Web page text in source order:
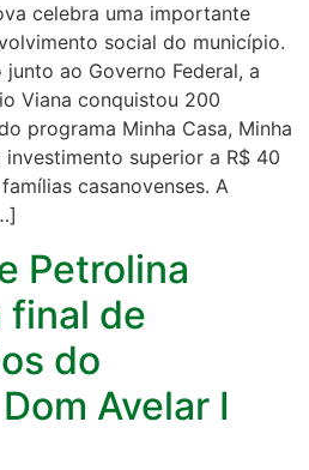
celebra uma importante
social do município.
ao Governo Federal, a
Viana conquistou 200
programa Minha Casa, Minha
superior a R$ 40
casanovenses. A
Petrolina
final de
do
Avelar I